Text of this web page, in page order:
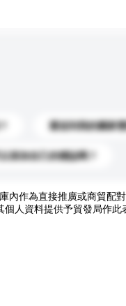
運送到我的國家
添加自己的標誌嗎？
內作為直接推廣或商貿配
人資料提供予貿發局作此